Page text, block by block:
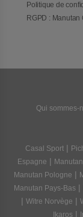
Politique de
RGPD : Manutan
Qui sommes-
Casal Sport |
Espagne |
Manutan Pologne |
Manutan Pays-Bas |
| Witre Norvège |
Ikaros |